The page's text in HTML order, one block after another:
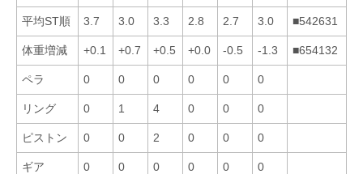
平均ST順 3.7 3.0 3.3 2.8 2.7 3.0 ■542631
体重増減 +0.1 +0.7 +0.5 +0.0 -0.5 -1.3 ■654132
ペラ 0 0 0 0 0 0
リング 0 1 4 0 0 0
ピストン 0 0 2 0 0 0
ギア 0 0 0 0 0 0